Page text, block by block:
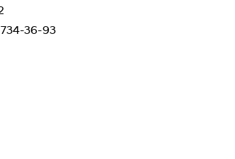
36-93